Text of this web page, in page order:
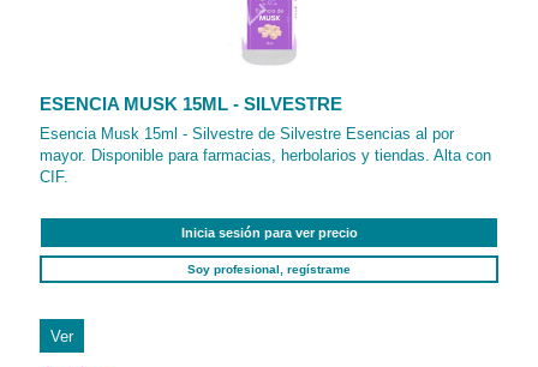
ESENCIA MUSK 15ML - SILVESTRE
Esencia Musk 15ml - Silvestre de Silvestre Esencias al por
mayor. Disponible para farmacias, herbolarios y tiendas. Alta con
CIF.
Inicia sesión para ver precio
Soy profesional, regístrame
Ver